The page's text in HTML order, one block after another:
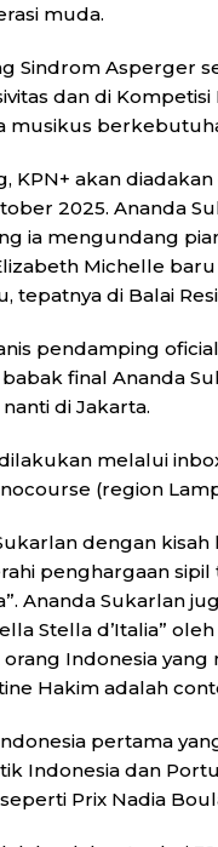
muda.
Sindrom Asperger
dan di
musikus
KPN+ akan diadakan
2025. Ananda
ia mengundang
Michelle
tepatnya di Balai
pendamping
final Ananda
di Jakarta.
melalui
(region
dengan
penghargaan
Ananda Sukarlan
Stella d’Italia”
orang Indonesia
Hakim adalah
pertama
Indonesia dan
Prix Nadia